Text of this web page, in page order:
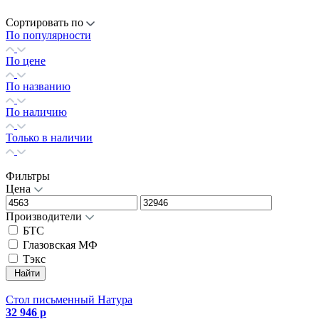
Сортировать по
По популярности
По цене
По названию
По наличию
Только в наличии
Фильтры
Цена
Производители
БТС
Глазовская МФ
Тэкс
Найти
Стол письменный Натура
32 946 р